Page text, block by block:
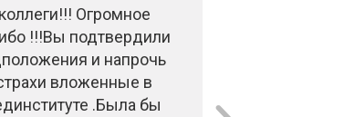
Огромное
!!!Вы подтвердили
и напрочь
вложенные в
.Была бы